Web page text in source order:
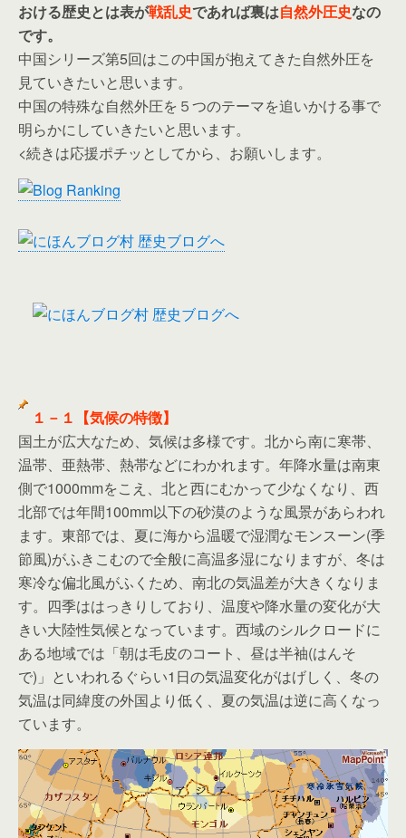
おける歴史とは表が戦乱史であれば裏は自然外圧史なの
です。
中国シリーズ第5回はこの中国が抱えてきた自然外圧を
見ていきたいと思います。
中国の特殊な自然外圧を５つのテーマを追いかける事で
明らかにしていきたいと思います。
<続きは応援ポチッとしてから、お願いします。
１－１【気候の特徴】
国土が広大なため、気候は多様です。北から南に寒帯、
温帯、亜熱帯、熱帯などにわかれます。年降水量は南東
側で1000mmをこえ、北と西にむかって少なくなり、西
北部では年間100mm以下の砂漠のような風景があらわれ
ます。東部では、夏に海から温暖で湿潤なモンスーン(季
節風)がふきこむので全般に高温多湿になりますが、冬は
寒冷な偏北風がふくため、南北の気温差が大きくなりま
す。四季ははっきりしており、温度や降水量の変化が大
きい大陸性気候となっています。西域のシルクロードに
ある地域では「朝は毛皮のコート、昼は半袖(はんそ
で)」といわれるぐらい1日の気温変化がはげしく、冬の
気温は同緯度の外国より低く、夏の気温は逆に高くなっ
ています。